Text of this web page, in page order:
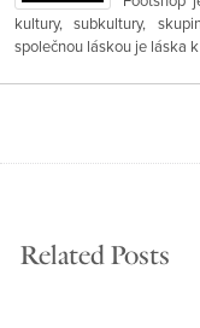
kultury, subkultury,
společnou láskou je láska
Related Posts